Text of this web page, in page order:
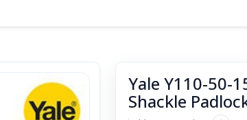
Yale Y110-50-
Shackle